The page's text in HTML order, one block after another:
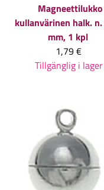
Magneettilukko
kullanvärinen halk.
mm, 1 kpl
1,79 €
Tillgänglig i lager